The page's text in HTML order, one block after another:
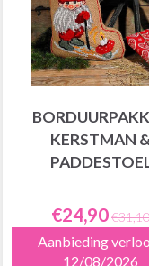
KERSTMAN &
€24,90€31,10
Aanbieding
12/08/2026